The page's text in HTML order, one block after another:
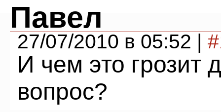
Павел
27/07/2010 в 05:52 |
И чем это грозит
вопрос?